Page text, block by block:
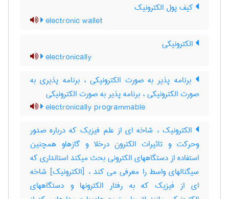
کیف پول الکترونیک
electronic wallet
الکترونیکی
electronically
برنامه پذیر به صورت الکترونیکی ، برنامه پذیری به
صورت الکترونیکی ، برنامه پذیر به ‌صورت الکترونیکی
electronically programmable
الکترونیک ، شاخه ای از علم فیزیک که درباره صدور
وحرکت و تاثیرات الکترون درخلا و گازهاو همچنین
استفاده از دستگاههای الکترونی بحث میکند استانداری که
سیگنالهای واسط را معرفی می کند ، [الکترونیک] شاخه
ای از فیزیک که به رفتار الکترونها و دستگاههای